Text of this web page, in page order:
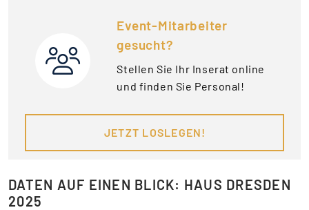
Event-Mitarbeiter
gesucht?
Stellen Sie Ihr Inserat online
und finden Sie Personal!
JETZT LOSLEGEN!
DATEN AUF EINEN BLICK: HAUS DRESDEN
2025